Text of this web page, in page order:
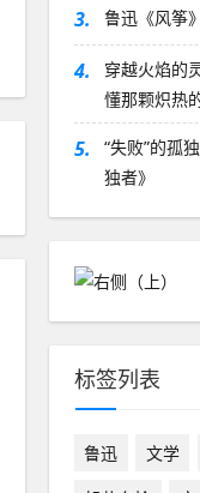
3. 鲁迅《风筝
4.
穿越火焰的
懂那颗炽热
5.
“失败”的孤
独者》
标签列表
鲁迅 文学